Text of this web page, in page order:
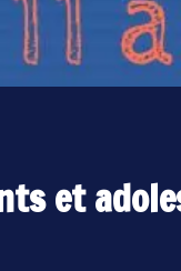
et